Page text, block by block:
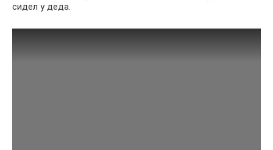
сидел у деда.